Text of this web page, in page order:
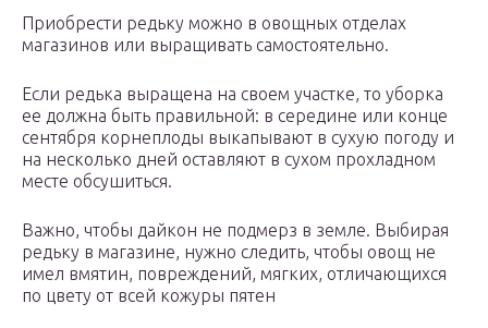
Приобрести редьку можно в овощных отделах
магазинов или выращивать самостоятельно.
Если редька выращена на своем участке, то уборка
ее должна быть правильной: в середине или конце
сентября корнеплоды выкапывают в сухую погоду и
на несколько дней оставляют в сухом прохладном
месте обсушиться.
Важно, чтобы дайкон не подмерз в земле. Выбирая
редьку в магазине, нужно следить, чтобы овощ не
имел вмятин, повреждений, мягких, отличающихся
по цвету от всей кожуры пятен